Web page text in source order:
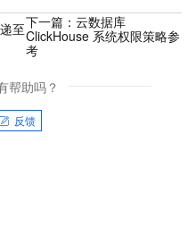
至下一篇： 云数据库
ClickHouse 系统权限策略参
考
帮助吗？
反馈